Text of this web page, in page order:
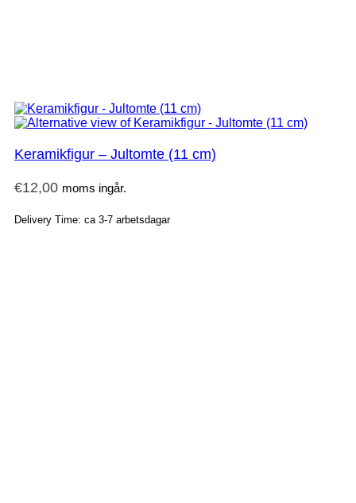
Keramikfigur – Jultomte (11 cm)
€12,00 moms ingår.
Delivery Time: ca 3-7 arbetsdagar